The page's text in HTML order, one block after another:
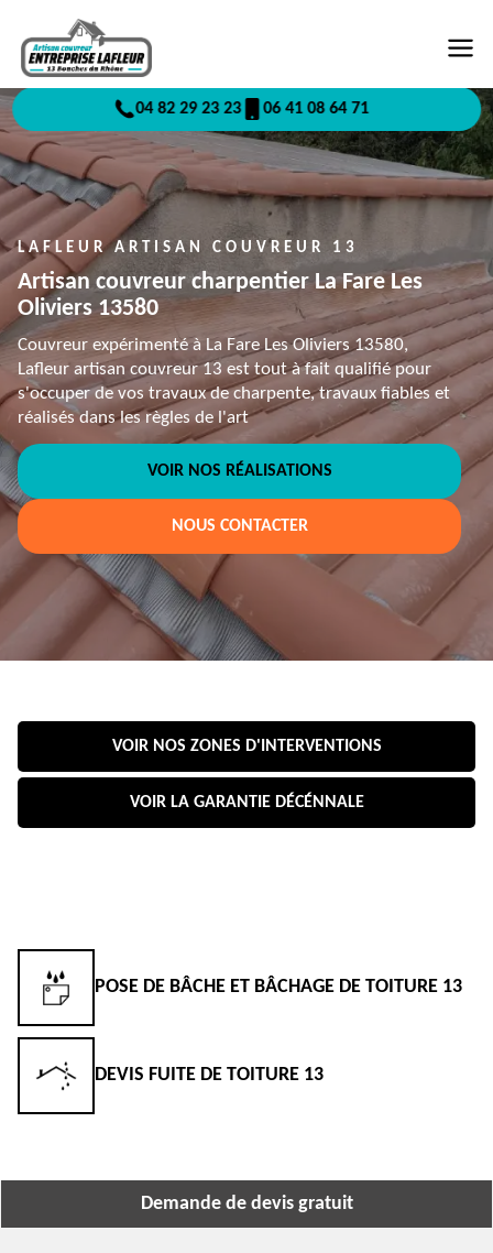
04 82 29 23 23 06 41 08 64 71
LAFLEUR ARTISAN COUVREUR 13
Artisan couvreur charpentier La Fare Les
Oliviers 13580
Couvreur expérimenté à La Fare Les Oliviers 13580,
Lafleur artisan couvreur 13 est tout à fait qualifié pour
s'occuper de vos travaux de charpente, travaux fiables et
réalisés dans les règles de l'art
VOIR NOS RÉALISATIONS
NOUS CONTACTER
VOIR NOS ZONES D'INTERVENTIONS
VOIR LA GARANTIE DÉCÉNNALE
POSE DE BÂCHE ET BÂCHAGE DE TOITURE 13
DEVIS FUITE DE TOITURE 13
Demande de devis gratuit